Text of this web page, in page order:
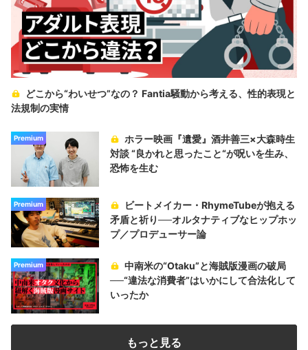
どこから“わいせつ”なの？ Fantia騒動から考える、性的表現と
法規制の実情
Premium
ホラー映画『遺愛』酒井善三×大森時生
対談 “良かれと思ったこと“が呪いを生み、
恐怖を生む
Premium
ビートメイカー・RhymeTubeが抱える
矛盾と祈り──オルタナティブなヒップホッ
プ／プロデューサー論
Premium
中南米の“Otaku”と海賊版漫画の破局
──“違法な消費者”はいかにして合法化して
いったか
もっと見る